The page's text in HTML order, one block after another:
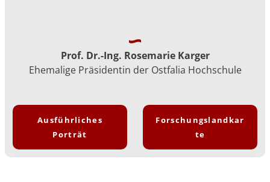
Prof. Dr.-Ing. Rosemarie Karger
Ehemalige Präsidentin der Ostfalia Hochschule
Ausführliches
Porträt
Forschungslandkar
te